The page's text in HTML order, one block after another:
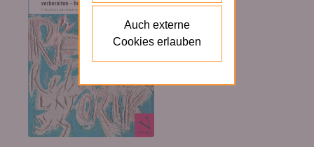
Auch externe
Cookies erlauben